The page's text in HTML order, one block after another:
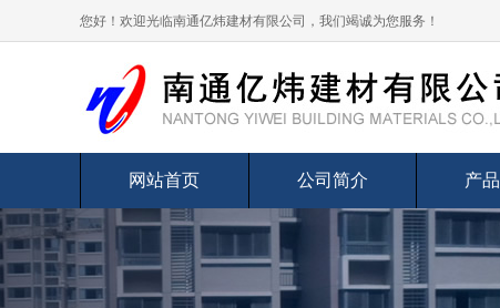
您好！欢迎光临南通亿炜建材有限公司，我们竭诚为您服务！
网站首页 公司简介 产